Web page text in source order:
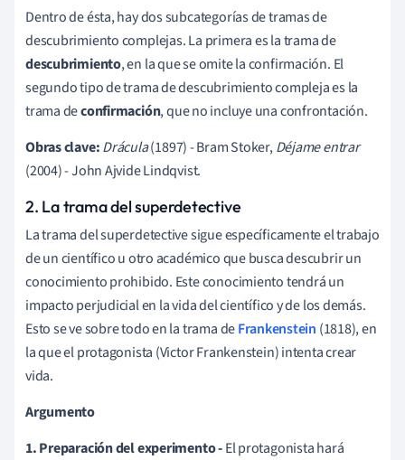
Dentro de ésta, hay dos subcategorías de tramas de
descubrimiento complejas. La primera es la trama de
descubrimiento, en la que se omite la confirmación. El
segundo tipo de trama de descubrimiento compleja es la
trama deconfirmación, que no incluye una confrontación.
Obras clave:Drácula(1897) - Bram Stoker,Déjame entrar
(2004) - John Ajvide Lindqvist.
2. La trama del superdetective
La trama del superdetective sigue específicamente el trabajo
de un científico u otro académico que busca descubrir un
conocimiento prohibido. Este conocimiento tendrá un
impacto perjudicial en la vida del científico y de los demás.
Esto se ve sobre todo en la trama deFrankenstein (1818), en
la que el protagonista (Victor Frankenstein) intenta crear
vida.
Argumento
1. Preparación del experimento -El protagonista hará